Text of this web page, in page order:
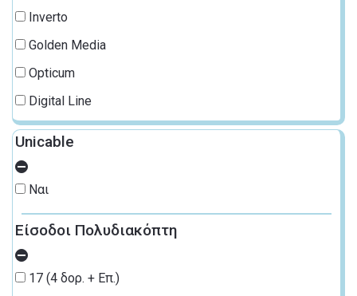
Inverto
Golden Media
Opticum
Digital Line
Unicable
Ναι
Είσοδοι Πολυδιακόπτη
17 (4 δορ. + Επ.)